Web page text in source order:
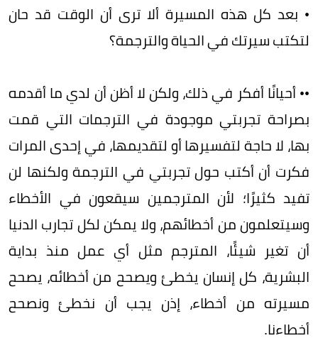
• بعد كل هذه المسيرة ألا ترى أن الوقت قد حان
لتكتب سيرتك في الحياة والترجمة؟
•• أحيانًا أفكر في ذلك، ولكن لا أظن أن لدي ما أقدمه
بصراحة تجربتي موجودة في الترجمات التي قمت
بها، لا حاجة لتفسيرها أو لتقديمها، في إحدى المرات
فكرت أن أكتب حول تجربتي في الترجمة ولكنها لن
تفيد كثيرًا؛ لأن المترجمين سيقعون في الأخطاء
وسيتعلمون من أخطائهم، ولا يمكن لكل تجارب الدنيا
أن تغير شيئًا، المترجم مثل أي عمل منذ بداية
البشرية، كل إنسان يخطئ ويصحح من أخطائه، يصحح
مسيرته من أخطاء، إذن يجب أن نخطئ ونصحح
أخطاءنا.